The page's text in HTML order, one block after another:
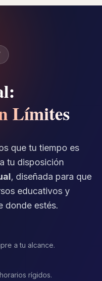
Límites
que tu tiempo es
tu disposición
, diseñada para que
educativos y
donde estés.
a tu alcance.
rígidos.